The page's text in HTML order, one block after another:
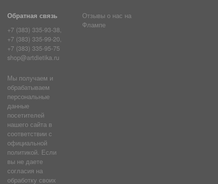
Обратная связь
+7 (383) 335-93-38,
+7 (383) 335-99-20,
+7 (383) 335-95-75
shop@artdietika.ru
Отзывы о нас на
Флампе
Мы получаем и
обрабатываем
персональные
данные
посетителей
нашего сайта в
соответствии с
официальной
политикой. Если
вы не даете
согласия на
обработку своих